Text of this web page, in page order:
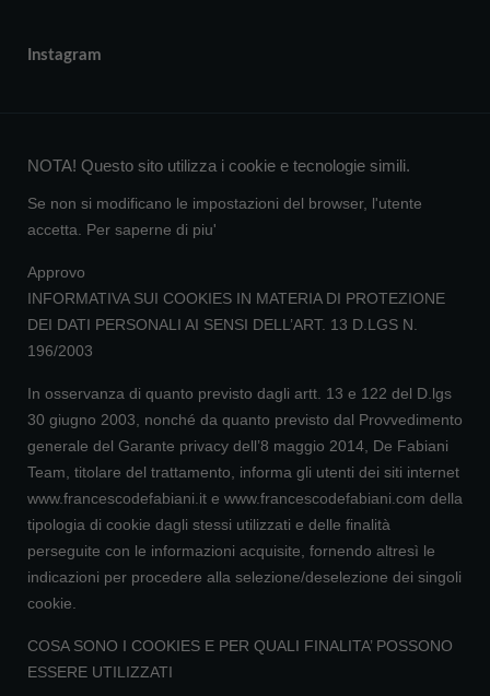
Instagram
NOTA! Questo sito utilizza i cookie e tecnologie simili.
Se non si modificano le impostazioni del browser, l'utente
accetta. Per saperne di piu'
Approvo
INFORMATIVA SUI COOKIES IN MATERIA DI PROTEZIONE
DEI DATI PERSONALI AI SENSI DELL’ART. 13 D.LGS N.
196/2003
In osservanza di quanto previsto dagli artt. 13 e 122 del D.lgs
30 giugno 2003, nonché da quanto previsto dal Provvedimento
generale del Garante privacy dell’8 maggio 2014, De Fabiani
Team, titolare del trattamento, informa gli utenti dei siti internet
www.francescodefabiani.it e www.francescodefabiani.com della
tipologia di cookie dagli stessi utilizzati e delle finalità
perseguite con le informazioni acquisite, fornendo altresì le
indicazioni per procedere alla selezione/deselezione dei singoli
cookie.
COSA SONO I COOKIES E PER QUALI FINALITA’ POSSONO
ESSERE UTILIZZATI